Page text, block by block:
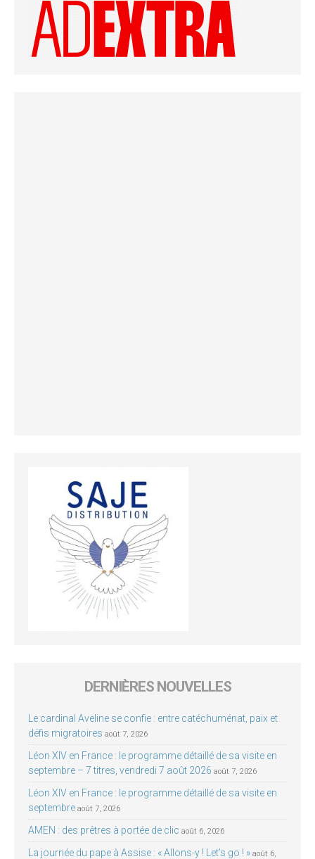
DERNIÈRES NOUVELLES
Le cardinal Aveline se confie : entre catéchuménat, paix et
défis migratoires août 7, 2026
Léon XIV en France : le programme détaillé de sa visite en
septembre – 7 titres, vendredi 7 août 2026 août 7, 2026
Léon XIV en France : le programme détaillé de sa visite en
septembre août 7, 2026
AMEN : des prêtres à portée de clic août 6, 2026
La journée du pape à Assise : « Allons-y ! Let’s go ! » août 6,